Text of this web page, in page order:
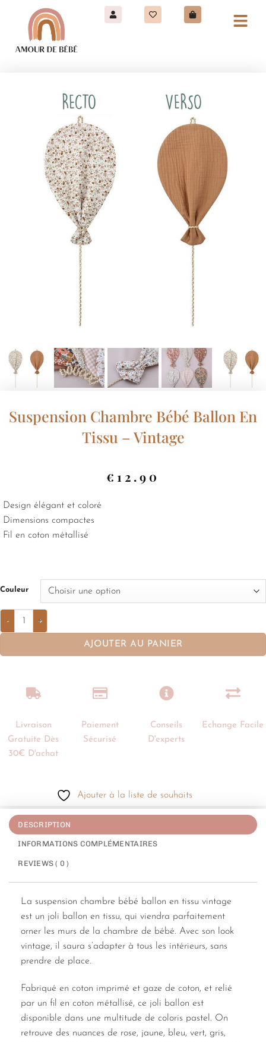
Suspension Chambre Bébé Ballon En
Tissu – Vintage
€ 12.90
Design élégant et coloré
Dimensions compactes
Fil en coton métallisé
Couleur
AJOUTER AU PANIER
Livraison
Gratuite Dès
30€ D'achat
Paiement
Sécurisé
Conseils
D'experts
Echange Facile
Ajouter à la liste de souhaits
DESCRIPTION
INFORMATIONS COMPLÉMENTAIRES
REVIEWS ( 0 )
La suspension chambre bébé ballon en tissu vintage
est un joli ballon en tissu, qui viendra parfaitement
orner les murs de la chambre de bébé. Avec son look
vintage, il saura s’adapter à tous les intérieurs, sans
prendre de place.
Fabriqué en coton imprimé et gaze de coton, et relié
par un fil en coton métallisé, ce joli ballon est
disponible dans une multitude de coloris pastel. On
retrouve des nuances de rose, jaune, bleu, vert, gris,